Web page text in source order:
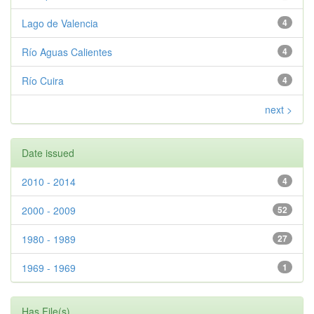
4
Lago de Valencia
4
Río Aguas Calientes
4
Río Cuira
next >
Date issued
4
2010 - 2014
52
2000 - 2009
27
1980 - 1989
1
1969 - 1969
Has File(s)